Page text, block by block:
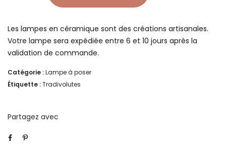
Sphère
-
Rouge
Les lampes en céramique sont des créations artisanales.
Votre lampe sera expédiée entre 6 et 10 jours après la
validation de commande.
Catégorie :Lampe à poser
Étiquette :Tradivolutes
Partagez avec